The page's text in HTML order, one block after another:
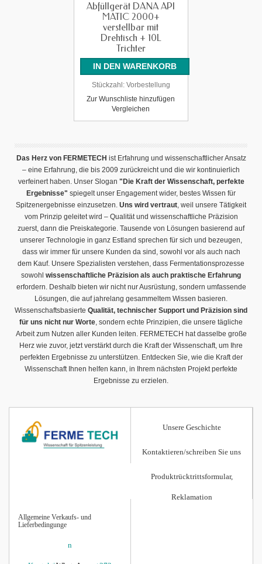
Abfüllgerät DANA API
MATIC 2000+
verstellbar mit
Drehtisch + 10L
Trichter
Stückzahl: Vorbestellung
Zur Wunschliste hinzufügen
Vergleichen
Das Herz von FERMETECH ist Erfahrung und wissenschaftlicher Ansatz
– eine Erfahrung, die bis 2009 zurückreicht und die wir kontinuierlich
verfeinert haben. Unser Slogan "Die Kraft der Wissenschaft, perfekte
Ergebnisse" spiegelt unser Engagement wider, bestes Wissen für
Spitzenergebnisse einzusetzen. Uns wird vertraut, weil unsere Tätigkeit
vom Prinzip geleitet wird – Qualität und wissenschaftliche Präzision
zuerst, dann die Preiskategorie. Tausende von Lösungen basierend auf
unserer Technologie in ganz Estland sprechen für sich und bezeugen,
dass wir immer für unsere Kunden da sind, sowohl vor als auch nach
dem Kauf. Unsere Spezialisten verstehen, dass Fermentationsprozesse
sowohl wissenschaftliche Präzision als auch praktische Erfahrung
erfordern. Deshalb bieten wir nicht nur Ausrüstung, sondern umfassende
Lösungen, die auf jahrelang gesammeltem Wissen basieren.
Wissenschaftsbasierte Qualität, technischer Support und Präzision sind
für uns nicht nur Worte, sondern echte Prinzipien, die unsere tägliche
Arbeit zum Nutzen aller Kunden leiten. FERMETECH hat dasselbe große
Herz wie zuvor, jetzt verstärkt durch die Kraft der Wissenschaft, um Ihre
perfekten Ergebnisse zu unterstützen. Entdecken Sie, wie die Kraft der
Wissenschaft Ihnen helfen kann, in Ihrem nächsten Projekt perfekte
Ergebnisse zu erzielen.
Unsere Geschichte
Kontaktieren/schreiben Sie uns
Produktrücktrittsformular,
Reklamation
Allgemeine Verkaufs- und
Lieferbedingunge
n